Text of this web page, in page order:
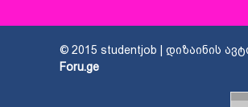
© 2015 studentjob | დიზაინის
Foru.ge